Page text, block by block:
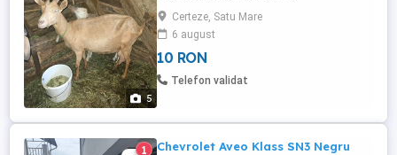
5
Certeze, Satu Mare
6 august
10 RON
Telefon validat
1 Chevrolet Aveo Klass SN3 Negru